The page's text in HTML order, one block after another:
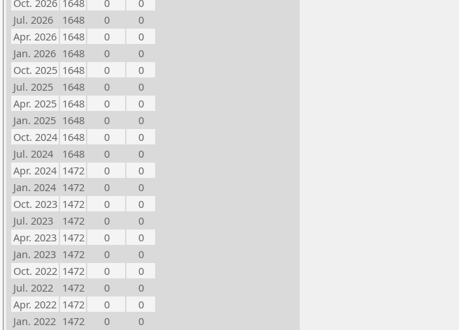
Oct. 2026 1648 0
0
Jul. 2026
1648 0
0
Apr. 2026 1648 0
0
Jan. 2026 1648 0
0
Oct. 2025 1648 0
0
Jul. 2025
1648 0
0
Apr. 2025 1648 0
0
Jan. 2025 1648 0
0
Oct. 2024 1648 0
0
Jul. 2024
1648 0
0
Apr. 2024 1472 0
0
Jan. 2024 1472 0
0
Oct. 2023 1472 0
0
Jul. 2023
1472 0
0
Apr. 2023 1472 0
0
Jan. 2023 1472 0
0
Oct. 2022 1472 0
0
Jul. 2022
1472 0
0
Apr. 2022 1472 0
0
Jan. 2022 1472 0
0